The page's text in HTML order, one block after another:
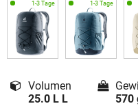
Volumen
25.0 L L
570